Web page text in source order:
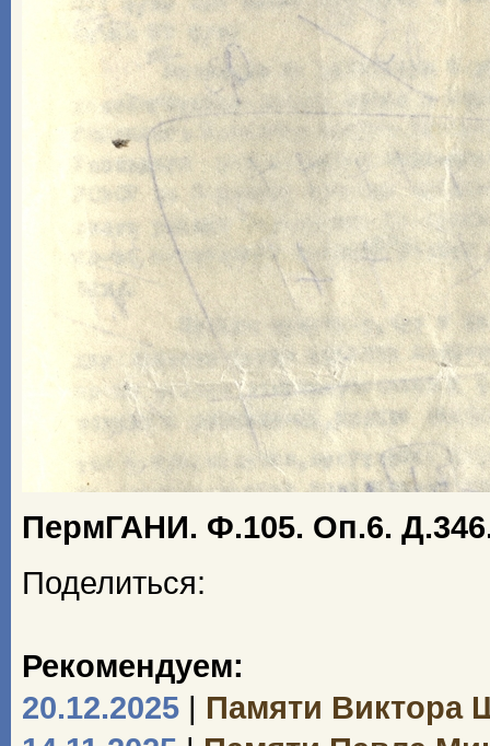
ПермГАНИ. Ф.105. Оп.6.
Поделиться:
Рекомендуем:
20.12.2025 | Памяти Виктора